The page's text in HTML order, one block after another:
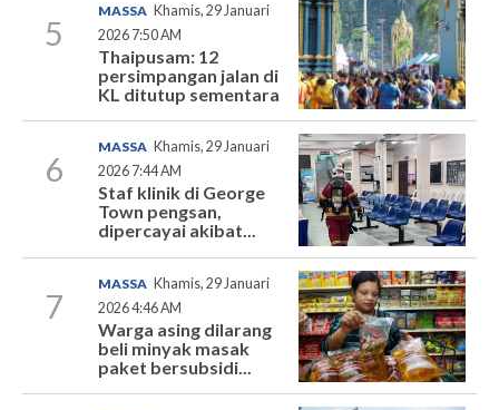
5
MASSA Khamis, 29 Januari
2026 7:50 AM
Thaipusam: 12
persimpangan jalan di
KL ditutup sementara
6
MASSA Khamis, 29 Januari
2026 7:44 AM
Staf klinik di George
Town pengsan,
dipercayai akibat...
7
MASSA Khamis, 29 Januari
2026 4:46 AM
Warga asing dilarang
beli minyak masak
paket bersubsidi...